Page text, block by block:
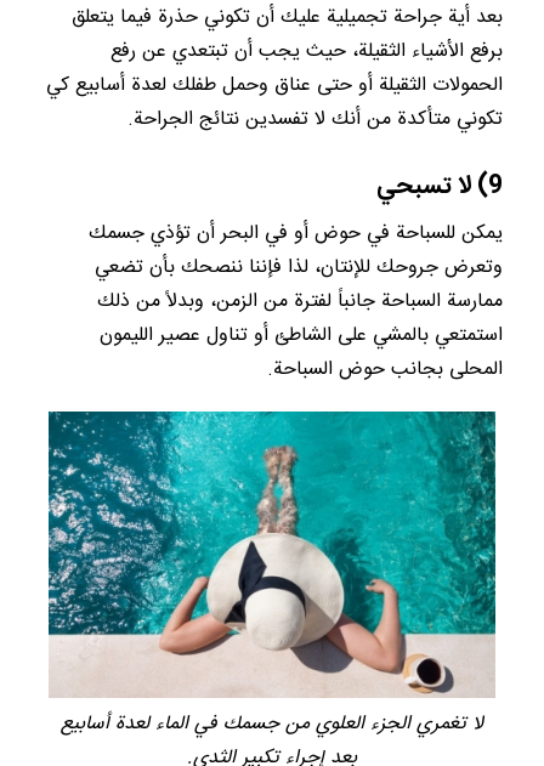
بعد أية جراحة تجميلية عليك أن تكوني حذرة فيما يتعلق
برفع الأشياء الثقيلة، حيث يجب أن تبتعدي عن رفع
الحمولات الثقيلة أو حتى عناق وحمل طفلك لعدة أسابيع كي
تكوني متأكدة من أنك لا تفسدين نتائج الجراحة.
9) لا تسبحي
يمكن للسباحة في حوض أو في البحر أن تؤذي جسمك
وتعرض جروحك للإنتان، لذا فإننا ننصحك بأن تضعي
ممارسة السباحة جانباً لفترة من الزمن، وبدلاً من ذلك
استمتعي بالمشي على الشاطئ أو تناول عصير الليمون
المحلى بجانب حوض السباحة.
لا تغمري الجزء العلوي من جسمك في الماء لعدة أسابيع
بعد إجراء تكبير الثدي.